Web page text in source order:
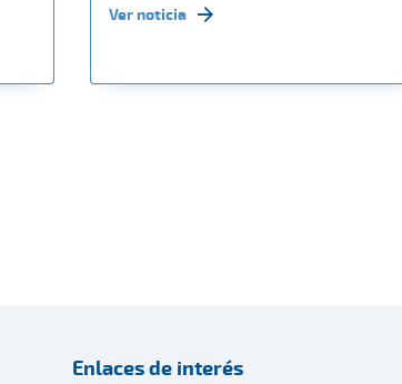
Ver noticia
Enlaces de interés